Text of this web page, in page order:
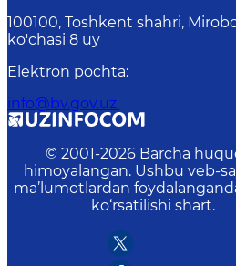
100100, Toshkent shahri,
ko'chasi 8 uy
Elektron pochta:
info@bv.gov.uz.
© 2001-2026 Barcha
himoyalangan. Ushbu veb-
ma’lumotlardan
ko‘rsatilishi shart.